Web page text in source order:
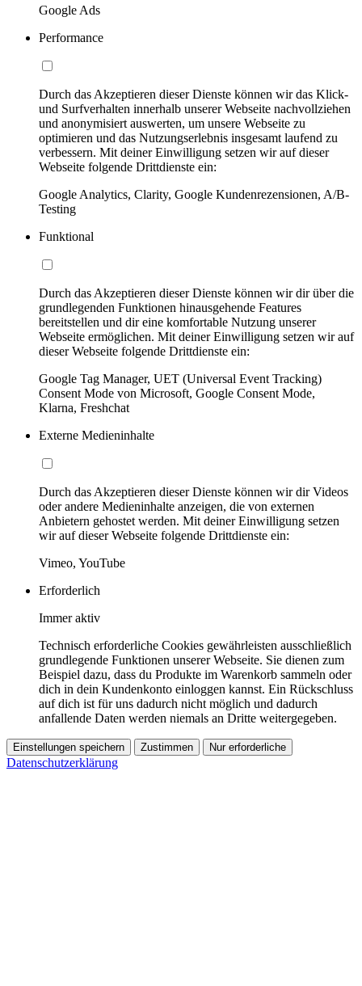
Google Ads
Performance
Durch das Akzeptieren dieser Dienste können wir das Klick-
und Surfverhalten innerhalb unserer Webseite nachvollziehen
und anonymisiert auswerten, um unsere Webseite zu
optimieren und das Nutzungserlebnis insgesamt laufend zu
verbessern. Mit deiner Einwilligung setzen wir auf dieser
Webseite folgende Drittdienste ein:
Google Analytics, Clarity, Google Kundenrezensionen, A/B-
Testing
Funktional
Durch das Akzeptieren dieser Dienste können wir dir über die
grundlegenden Funktionen hinausgehende Features
bereitstellen und dir eine komfortable Nutzung unserer
Webseite ermöglichen. Mit deiner Einwilligung setzen wir auf
dieser Webseite folgende Drittdienste ein:
Google Tag Manager, UET (Universal Event Tracking)
Consent Mode von Microsoft, Google Consent Mode,
Klarna, Freshchat
Externe Medieninhalte
Durch das Akzeptieren dieser Dienste können wir dir Videos
oder andere Medieninhalte anzeigen, die von externen
Anbietern gehostet werden. Mit deiner Einwilligung setzen
wir auf dieser Webseite folgende Drittdienste ein:
Vimeo, YouTube
Erforderlich
Immer aktiv
Technisch erforderliche Cookies gewährleisten ausschließlich
grundlegende Funktionen unserer Webseite. Sie dienen zum
Beispiel dazu, dass du Produkte im Warenkorb sammeln oder
dich in dein Kundenkonto einloggen kannst. Ein Rückschluss
auf dich ist für uns dadurch nicht möglich und dadurch
anfallende Daten werden niemals an Dritte weitergegeben.
Einstellungen speichern Zustimmen Nur erforderliche
Datenschutzerklärung